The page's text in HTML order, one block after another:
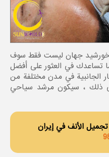
خورشيد جهان ليست فقط سوف
تساعدك في العثور على أفضل
الجانبية في مدن مختلفة من
ذلك ، سيكون مرشد سياحي
الأنف في إيران